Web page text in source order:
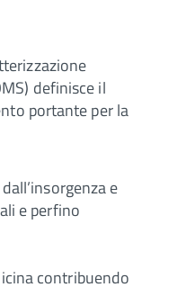
definisce il
portante per la
e
e perfino
contribuendo